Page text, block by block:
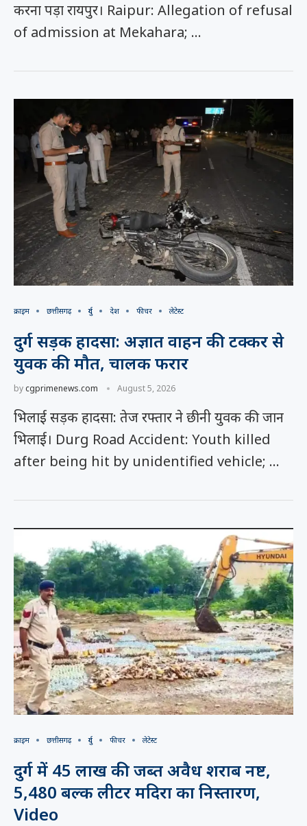
करना पड़ा रायपुर। Raipur: Allegation of refusal
of admission at Mekahara; …
क्राइम छत्तीसगढ़ दुर्ग देश फीचर लेटेस्ट
दुर्ग सड़क हादसा: अज्ञात वाहन की टक्कर से
युवक की मौत, चालक फरार
bycgprimenews.com August 5, 2026
भिलाई सड़क हादसा: तेज रफ्तार ने छीनी युवक की जान
भिलाई। Durg Road Accident: Youth killed
after being hit by unidentified vehicle; …
क्राइम छत्तीसगढ़ दुर्ग फीचर लेटेस्ट
दुर्ग में 45 लाख की जब्त अवैध शराब नष्ट,
5,480 बल्क लीटर मदिरा का निस्तारण,
Video